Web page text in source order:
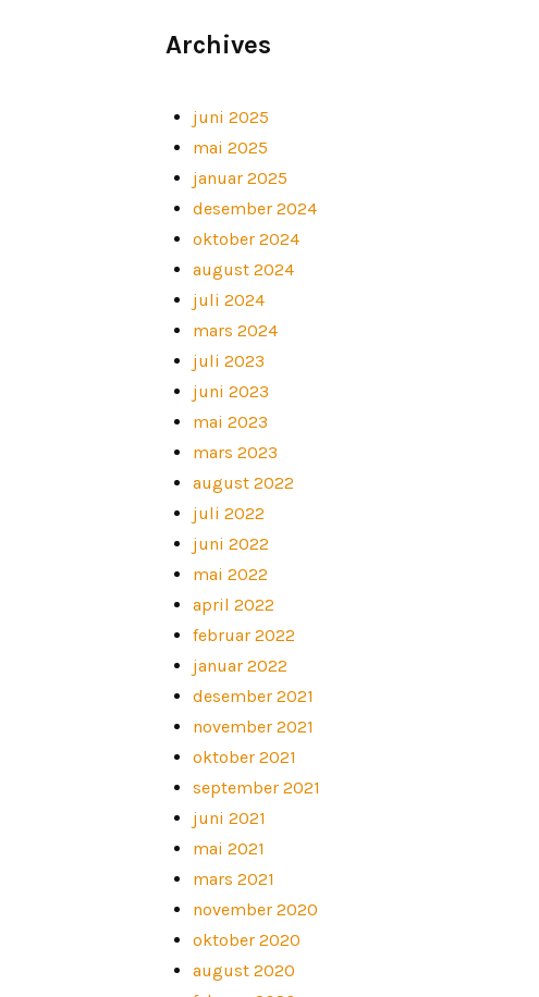
Archives
juni 2025
mai 2025
januar 2025
desember 2024
oktober 2024
august 2024
juli 2024
mars 2024
juli 2023
juni 2023
mai 2023
mars 2023
august 2022
juli 2022
juni 2022
mai 2022
april 2022
februar 2022
januar 2022
desember 2021
november 2021
oktober 2021
september 2021
juni 2021
mai 2021
mars 2021
november 2020
oktober 2020
august 2020